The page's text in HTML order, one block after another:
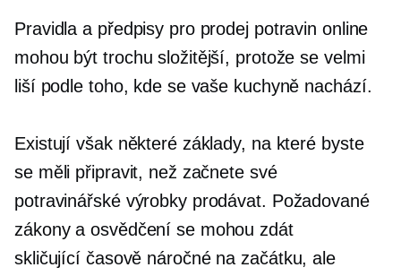
Pravidla a předpisy pro prodej potravin online
mohou být trochu složitější, protože se velmi
liší podle toho, kde se vaše kuchyně nachází.
Existují však některé základy, na které byste
se měli připravit, než začnete své
potravinářské výrobky prodávat. Požadované
zákony a osvědčení se mohou zdát
skličující časově náročnéna začátku, ale